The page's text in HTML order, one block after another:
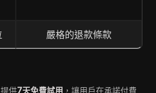
嚴格的退款條款
提供7天免費試用 ，讓用戶在承諾付費